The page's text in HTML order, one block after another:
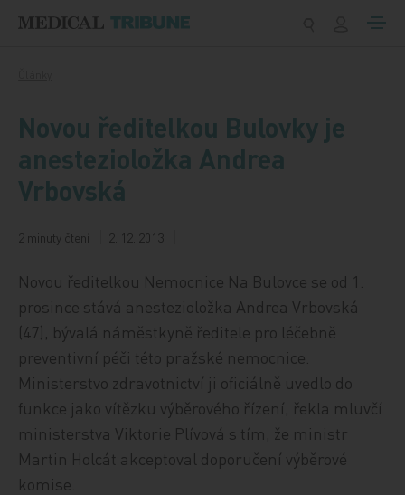
Novou ředitelkou Bulovky je
anestezioložka Andrea
Vrbovská
2 minuty čtení 2. 12. 2013
Novou ředitelkou Nemocnice Na Bulovce se od 1.
prosince stává anestezioložka Andrea Vrbovská
(47), bývalá náměstkyně ředitele pro léčebně
preventivní péči této pražské nemocnice.
Ministerstvo zdravotnictví ji oficiálně uvedlo do
funkce jako vítězku výběrového řízení, řekla mluvčí
ministerstva Viktorie Plívová s tím, že ministr
Martin Holcát akceptoval doporučení výběrové
komise.